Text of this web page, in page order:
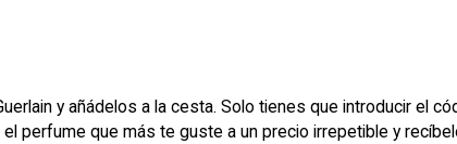
y añádelos a la cesta. Solo tienes que introducir el
perfume que más te guste a un precio irrepetible y